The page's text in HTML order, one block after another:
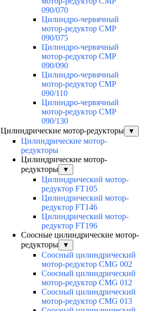
090/070
Цилиндро-червячный
мотор-редуктор CMP
090/075
Цилиндро-червячный
мотор-редуктор CMP
090/090
Цилиндро-червячный
мотор-редуктор CMP
090/110
Цилиндро-червячный
мотор-редуктор CMP
090/130
Цилиндрические мотор-редукторы
▼
Цилиндрические мотор-
редукторы
Цилиндрические мотор-
редукторы
▼
Цилиндрический мотор-
редуктор FT105
Цилиндрический мотор-
редуктор FT146
Цилиндрический мотор-
редуктор FT196
Соосные цилиндрические мотор-
редукторы
▼
Соосный цилиндрический
мотор-редуктор CMG 002
Соосный цилиндрический
мотор-редуктор CMG 012
Соосный цилиндрический
мотор-редуктор CMG 013